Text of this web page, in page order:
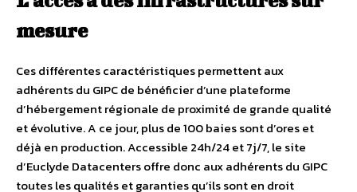
mesure
Ces différentes caractéristiques permettent aux
adhérents du GIPC de bénéficier d’une plateforme
d’hébergement régionale de proximité de grande qualité
et évolutive. A ce jour, plus de 100 baies sont d’ores et
déjà en production. Accessible 24h/24 et 7j/7, le site
d’Euclyde Datacenters offre donc aux adhérents du GIPC
toutes les qualités et garanties qu’ils sont en droit